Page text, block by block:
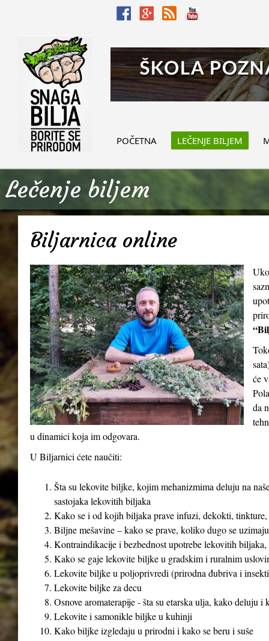
POČETNA LEČENJE BILJEM
Lečenje biljem
Biljarnica online
će
da
u dinamici koja im odgovara.
U Biljarnici ćete naučiti:
Šta su lekovite biljke, kojim mehanizmima deluju na
sastojaka lekovitih biljaka
Kako se i od kojih biljaka prave infuzi, dekokti,
Biljne mešavine – kako se prave, koliko dugo se uzimaju
Kontraindikacije i bezbednost upotrebe lekovitih
Kako se gaje lekovite biljke u gradskim i ruralnim
Lekovite biljke u poljoprivredi (prirodna đubriva i
Lekovite biljke za decu
Osnove aromaterapije - šta su etarska ulja, kako deluju
Lekovite i samonikle biljke u kuhinji
Kako biljke izgledaju u prirodni i kako se beru i suše